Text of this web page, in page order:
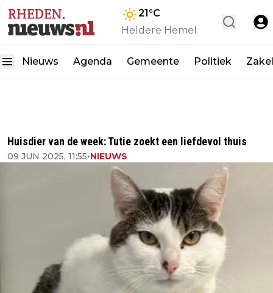
21°C
Heldere Hemel
Nieuws Agenda Gemeente Politiek
Huisdier van de week: Tutie zoekt een liefdevol thuis
09 JUN 2025, 11:55•NIEUWS